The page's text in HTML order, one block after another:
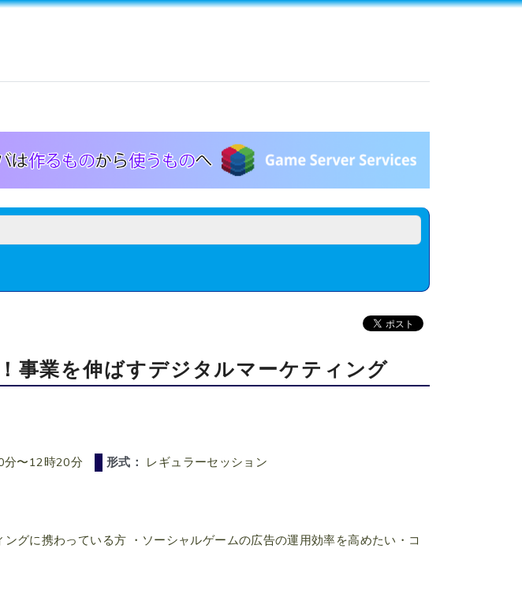
事業を伸ばすデジタルマーケティング
〜12時20分 形式： レギュラーセッション
グに携わっている方 ・ソーシャルゲームの広告の運用効率を高めたい・コ